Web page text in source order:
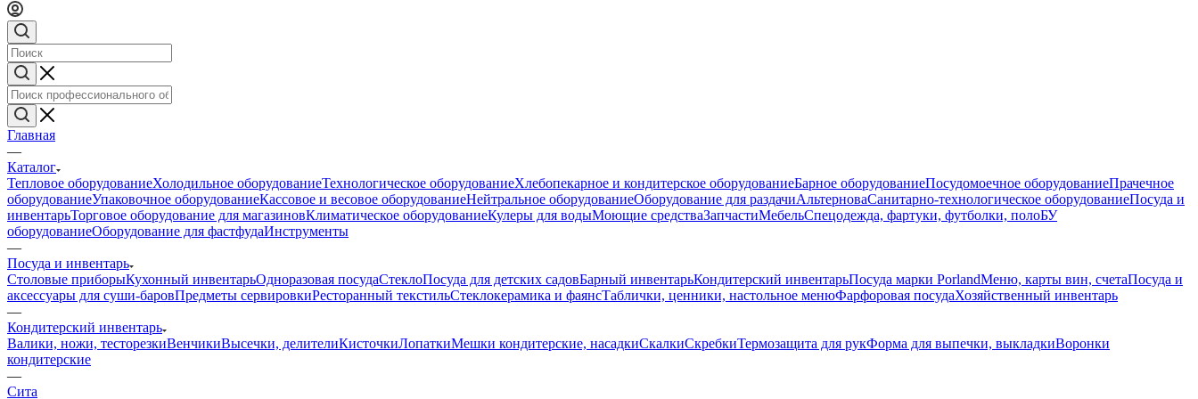
Главная
—
Каталог
Тепловое оборудованиеХолодильное оборудованиеТехнологическое оборудованиеХлебопекарное и кондитерское оборудованиеБарное оборудованиеПосудомоечное оборудованиеПрачечное
оборудованиеУпаковочное оборудованиеКассовое и весовое оборудованиеНейтральное оборудованиеОборудование для раздачиАльтерноваСанитарно-технологическое оборудованиеПосуда и
инвентарьТорговое оборудование для магазиновКлиматическое оборудованиеКулеры для водыМоющие средстваЗапчастиМебельСпецодежда, фартуки, футболки, полоБУ
оборудованиеОборудование для фастфудаИнструменты
—
Посуда и инвентарь
Столовые приборыКухонный инвентарьОдноразовая посудаСтеклоПосуда для детских садовБарный инвентарьКондитерский инвентарьПосуда марки PorlandМеню, карты вин, счетаПосуда и
аксессуары для суши-баровПредметы сервировкиРесторанный текстильСтеклокерамика и фаянсТаблички, ценники, настольное менюФарфоровая посудаХозяйственный инвентарь
—
Кондитерский инвентарь
Валики, ножи, тесторезкиВенчикиВысечки, делителиКисточкиЛопаткиМешки кондитерские, насадкиСкалкиСкребкиТермозащита для рукФорма для выпечки, выкладкиВоронки
кондитерские
—
Сита